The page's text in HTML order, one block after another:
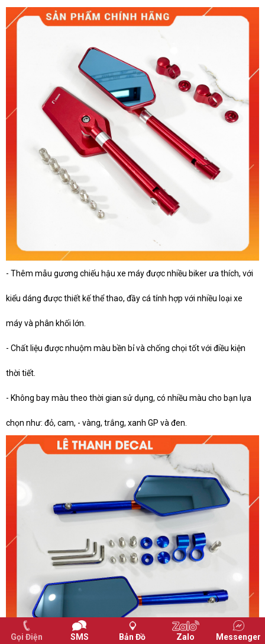
- Thêm mẫu gương chiếu hậu xe máy được nhiều biker ưa thích, với
kiểu dáng được thiết kế thể thao, đầy cá tính hợp với nhiều loại xe
máy và phân khối lớn.
- Chất liệu được nhuộm màu bền bỉ và chống chọi tốt với điều kiện
thời tiết.
- Không bay màu theo thời gian sử dụng, có nhiều màu cho bạn lựa
chọn như: đỏ, cam, - vàng, trắng, xanh GP và đen.
Gọi Điện SMS Bản Đồ Zalo Messenger